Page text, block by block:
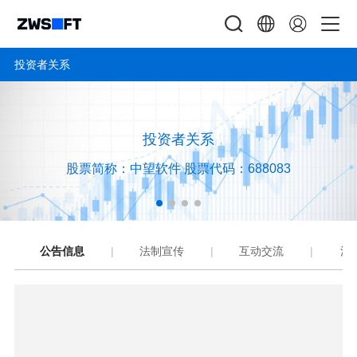
投资者关系
投资者关系
股票简称：中望软件 股票代码：688083
公告信息 | 法制宣传 | 互动交流 | 活